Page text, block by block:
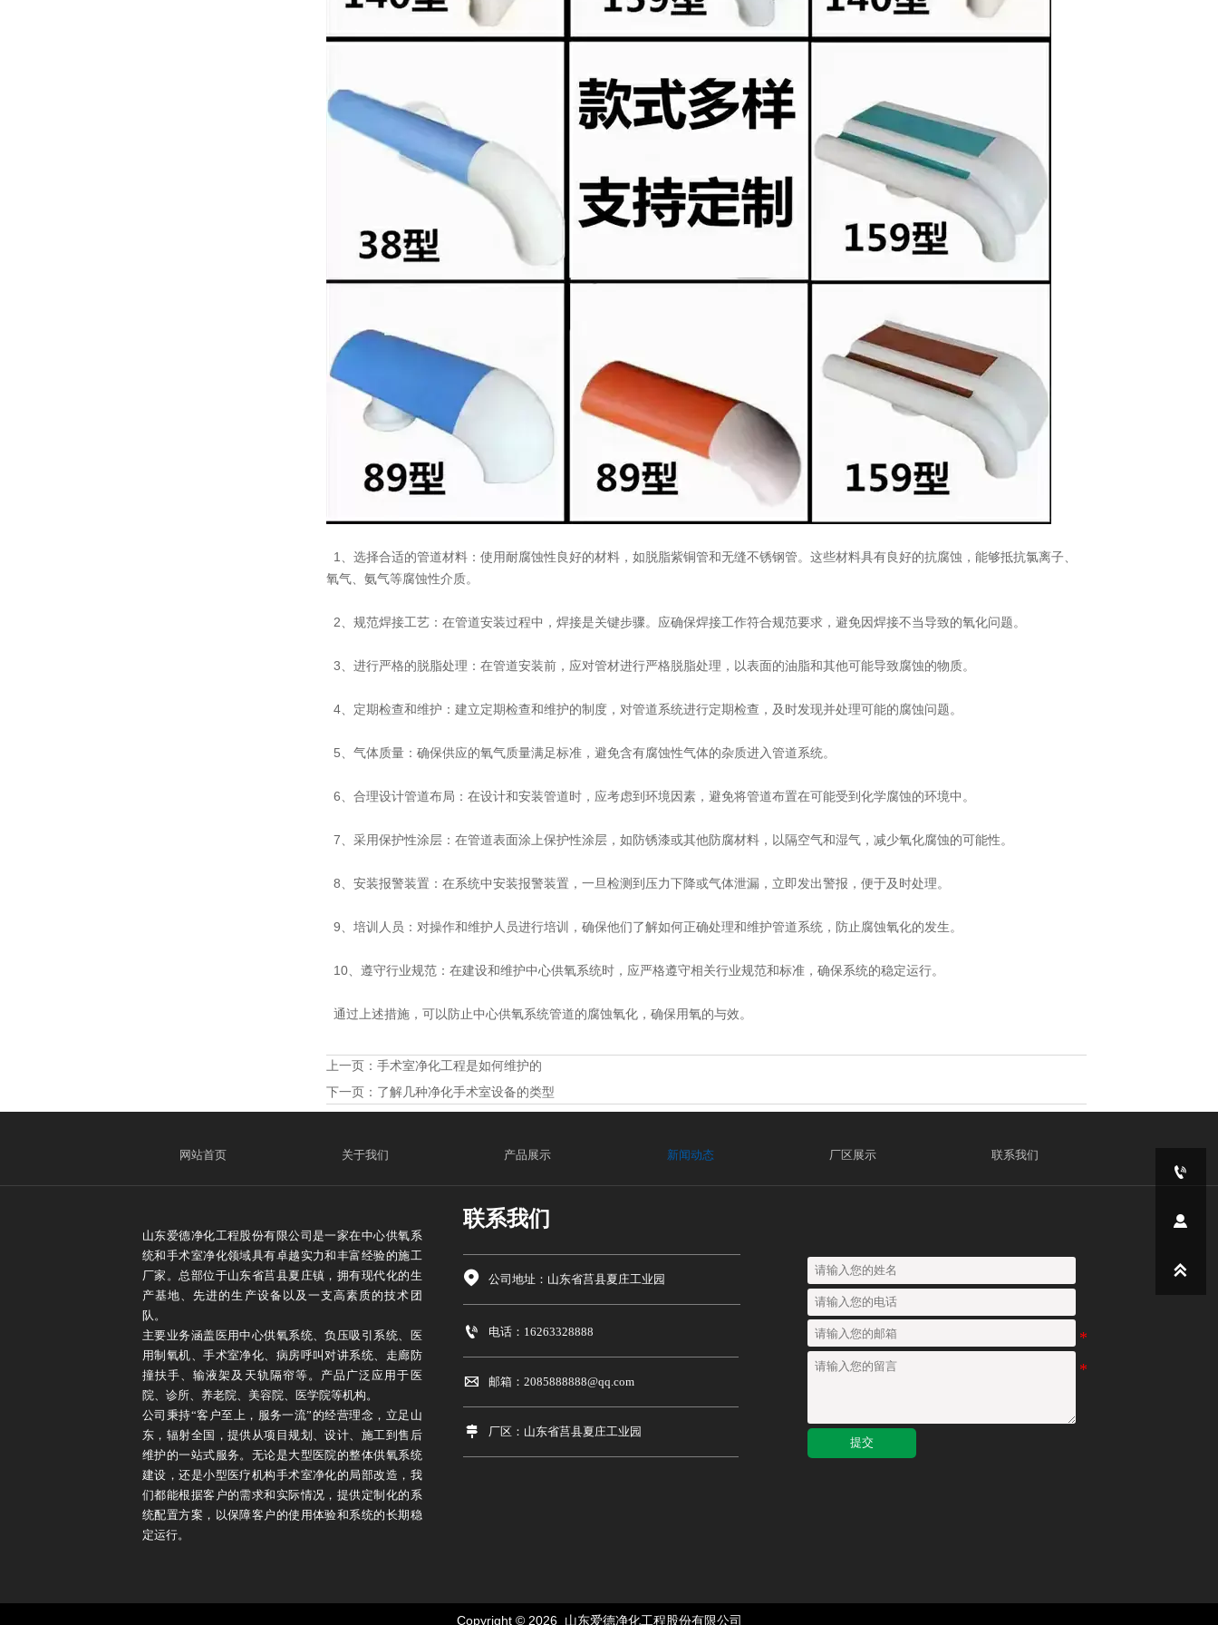
1、选择合适的管道材料：使用耐腐蚀性良好的材料，如脱脂紫铜管和无缝不锈钢管。这些材料具有良好的抗腐蚀，能够抵抗氯离子、
氧气、氨气等腐蚀性介质。
2、规范焊接工艺：在管道安装过程中，焊接是关键步骤。应确保焊接工作符合规范要求，避免因焊接不当导致的氧化问题。
3、进行严格的脱脂处理：在管道安装前，应对管材进行严格脱脂处理，以表面的油脂和其他可能导致腐蚀的物质。
4、定期检查和维护：建立定期检查和维护的制度，对管道系统进行定期检查，及时发现并处理可能的腐蚀问题。
5、气体质量：确保供应的氧气质量满足标准，避免含有腐蚀性气体的杂质进入管道系统。
6、合理设计管道布局：在设计和安装管道时，应考虑到环境因素，避免将管道布置在可能受到化学腐蚀的环境中。
7、采用保护性涂层：在管道表面涂上保护性涂层，如防锈漆或其他防腐材料，以隔空气和湿气，减少氧化腐蚀的可能性。
8、安装报警装置：在系统中安装报警装置，一旦检测到压力下降或气体泄漏，立即发出警报，便于及时处理。
9、培训人员：对操作和维护人员进行培训，确保他们了解如何正确处理和维护管道系统，防止腐蚀氧化的发生。
10、遵守行业规范：在建设和维护中心供氧系统时，应严格遵守相关行业规范和标准，确保系统的稳定运行。
通过上述措施，可以防止中心供氧系统管道的腐蚀氧化，确保用氧的与效。
上一页：手术室净化工程是如何维护的
下一页： 了解几种净化手术室设备的类型
网站首页 关于我们 产品展示 新闻动态 厂区展示 联系我们
山东爱德净化工程股份有限公司是一家在中心供氧系
统和手术室净化领域具有卓越实力和丰富经验的施工
厂家。总部位于山东省莒县夏庄镇，拥有现代化的生
产基地、先进的生产设备以及一支高素质的技术团
队。
主要业务涵盖医用中心供氧系统、负压吸引系统、医
用制氧机、手术室净化、病房呼叫对讲系统、走廊防
撞扶手、输液架及天轨隔帘等。产品广泛应用于医
院、诊所、养老院、美容院、医学院等机构。
公司秉持“客户至上，服务一流”的经营理念，立足山
东，辐射全国，提供从项目规划、设计、施工到售后
维护的一站式服务。无论是大型医院的整体供氧系统
建设，还是小型医疗机构手术室净化的局部改造，我
们都能根据客户的需求和实际情况，提供定制化的系
统配置方案，以保障客户的使用体验和系统的长期稳
定运行。
联系我们
 公司地址：山东省莒县夏庄工业园
 电话：16263328888
 邮箱：2085888888@qq.com
 厂区：山东省莒县夏庄工业园
提交
Copyright © 2026 山东爱德净化工程股份有限公司


